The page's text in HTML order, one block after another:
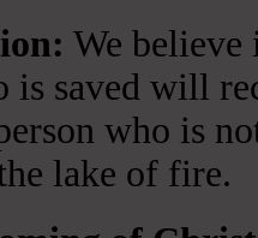
We believe
is saved will
who is
lake of fire.